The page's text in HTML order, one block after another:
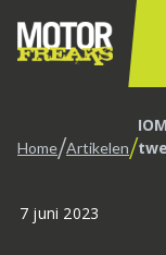
Home/Artikelen/
7 juni 2023